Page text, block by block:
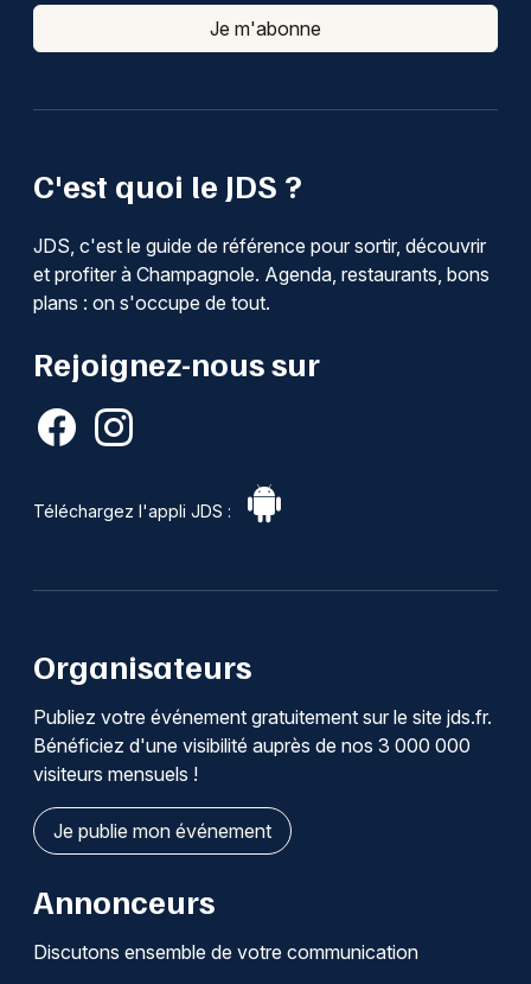
C'est quoi le JDS ?
JDS, c'est le guide de référence pour sortir, découvrir
et profiter à Champagnole. Agenda, restaurants, bons
plans : on s'occupe de tout.
Rejoignez-nous sur
Téléchargez l'appli JDS :
Je m'abonne
Organisateurs
Publiez votre événement gratuitement sur le site jds.fr.
Bénéficiez d'une visibilité auprès de nos 3 000 000
visiteurs mensuels !
Je publie mon événement
Annonceurs
Discutons ensemble de votre communication